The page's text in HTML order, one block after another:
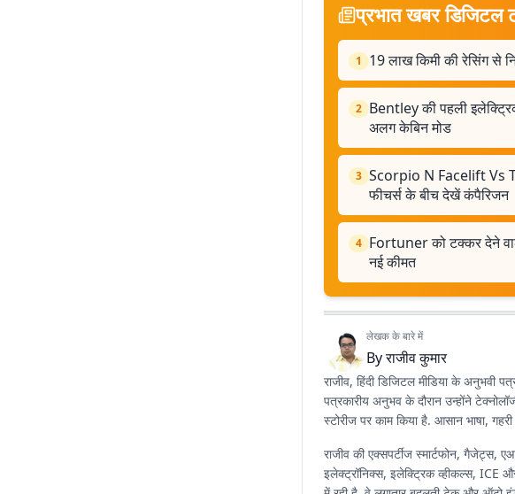
प्रभात खबर डिजिटल
1 19 लाख किमी की रेसिंग से
2 Bentley की पहली
अलग केबिन मोड
3 Scorpio N Facelift Vs
फीचर्स के बीच देखें कंपैरिजन
4 Fortuner को टक्कर देने
नई कीमत
लेखक के बारे में
Byराजीव कुमार
राजीव, हिंदी डिजिटल मीडिया के अनुभवी
पत्रकारीय अनुभव के दौरान उन्होंने
स्टोरीज पर काम किया है. आसान भाषा,
राजीव की एक्सपर्टीज स्मार्टफोन, गैजेट्स,
इलेक्ट्रॉनिक्स, इलेक्ट्रिक व्हीकल्स, ICE